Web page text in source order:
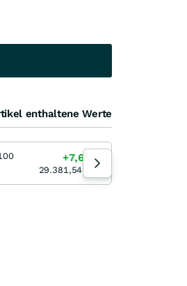
enthaltene Werte
+7,67 %
29.381,54 PKT